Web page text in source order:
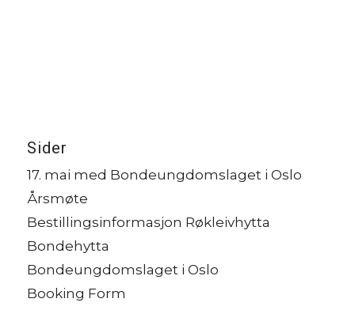
Sider
17. mai med Bondeungdomslaget i Oslo
Årsmøte
Bestillingsinformasjon Røkleivhytta
Bondehytta
Bondeungdomslaget i Oslo
Booking Form